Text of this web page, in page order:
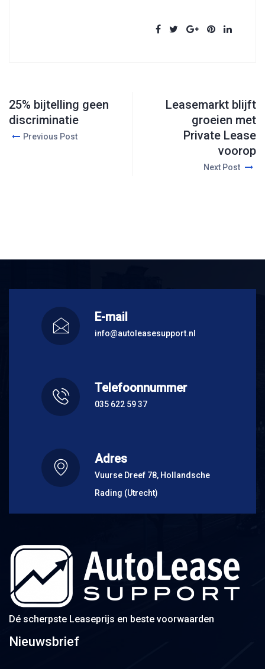
25% bijtelling geen
discriminatie
Previous Post
Leasemarkt blijft
groeien met
Private Lease
voorop
Next Post
E-mail
info@autoleasesupport.nl
Telefoonnummer
035 622 59 37
Adres
Vuurse Dreef 78, Hollandsche
Rading (Utrecht)
Dé scherpste Leaseprijs en beste voorwaarden
Nieuwsbrief